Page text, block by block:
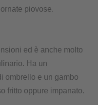
piovose.
ed è anche molto
Ha un
ombrello e un gambo
fritto oppure impanato.